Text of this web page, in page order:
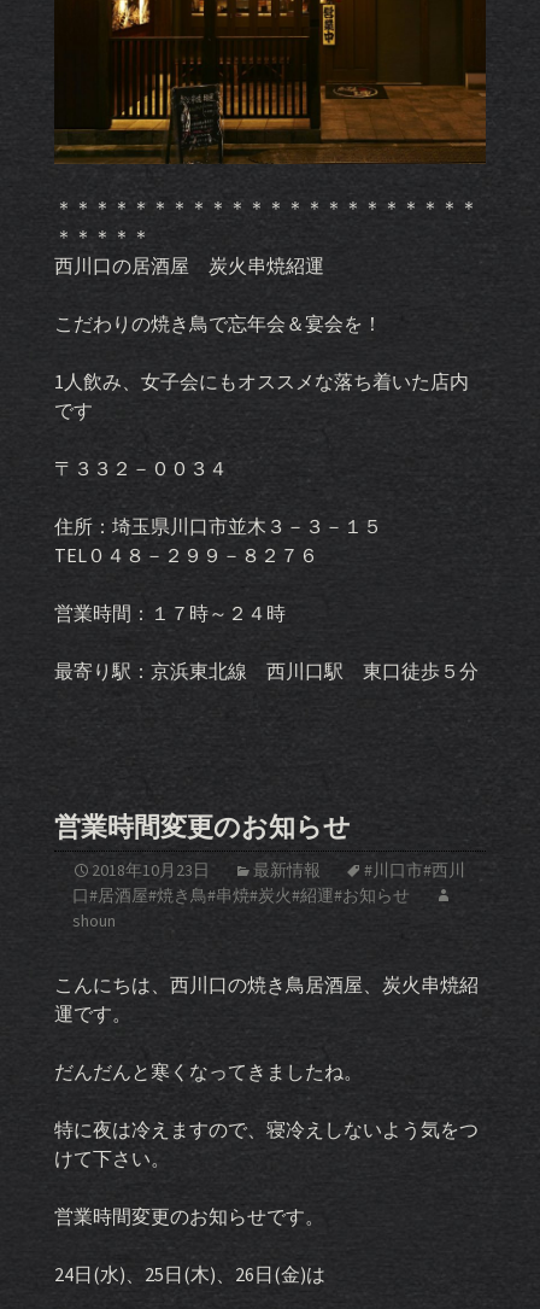
＊＊＊＊＊＊＊＊＊＊＊＊＊＊＊＊＊＊＊＊＊＊
＊＊＊＊＊
西川口の居酒屋 炭火串焼紹運
こだわりの焼き鳥で忘年会＆宴会を！
1人飲み、女子会にもオススメな落ち着いた店内
です
〒３３２－００３４
住所：埼玉県川口市並木３－３－１５
TEL０４８－２９９－８２７６
営業時間：１７時～２４時
最寄り駅：京浜東北線 西川口駅 東口徒歩５分
営業時間変更のお知らせ
2018年10月23日 最新情報
#川口市#西川
口#居酒屋#焼き鳥#串焼#炭火#紹運#お知らせ
shoun
こんにちは、西川口の焼き鳥居酒屋、炭火串焼紹
運です。
だんだんと寒くなってきましたね。
特に夜は冷えますので、寝冷えしないよう気をつ
けて下さい。
営業時間変更のお知らせです。
24日(水)、25日(木)、26日(金)は